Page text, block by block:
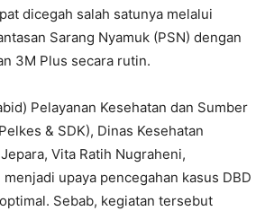
dicegah salah satunya melalui
Sarang Nyamuk (PSN) dengan
3M Plus secara rutin.
Pelayanan Kesehatan dan Sumber
& SDK), Dinas Kesehatan
Vita Ratih Nugraheni,
menjadi upaya pencegahan kasus DBD
Sebab, kegiatan tersebut